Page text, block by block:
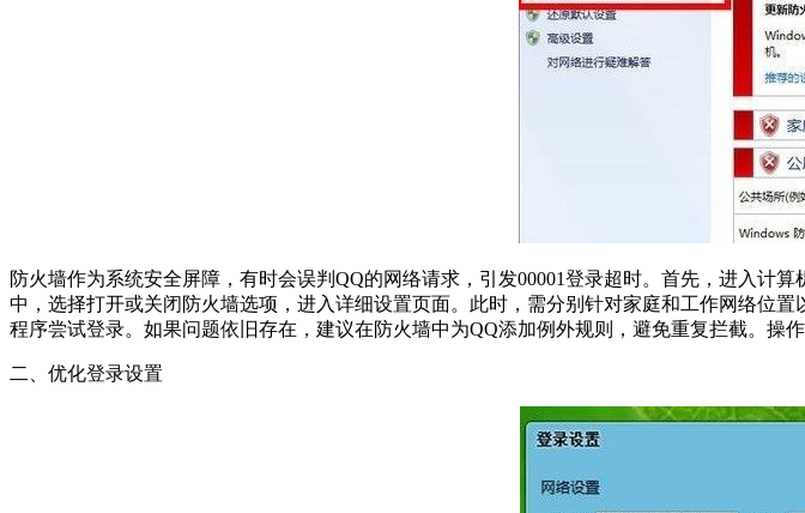
防火墙作为系统安全屏障，有时会误判QQ的网络请求，引发00001登录超时。首先，进入计
中，选择打开或关闭防火墙选项，进入详细设置页面。此时，需分别针对家庭和工作网络位
程序尝试登录。如果问题依旧存在，建议在防火墙中为QQ添加例外规则，避免重复拦截。操
二、优化登录设置